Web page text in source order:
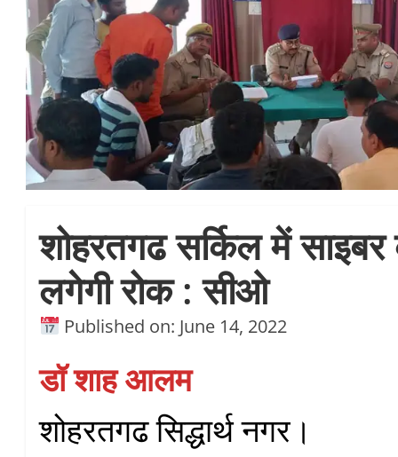
शोहरतगढ सर्किल में साइबर
लगेगी रोक : सीओ
Published on: June 14, 2022
डॉ शाह आलम
शोहरतगढ सिद्धार्थ नगर।